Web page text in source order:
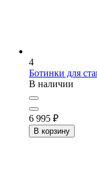
4
Ботинки для
В наличии
6 995 ₽
В корзину